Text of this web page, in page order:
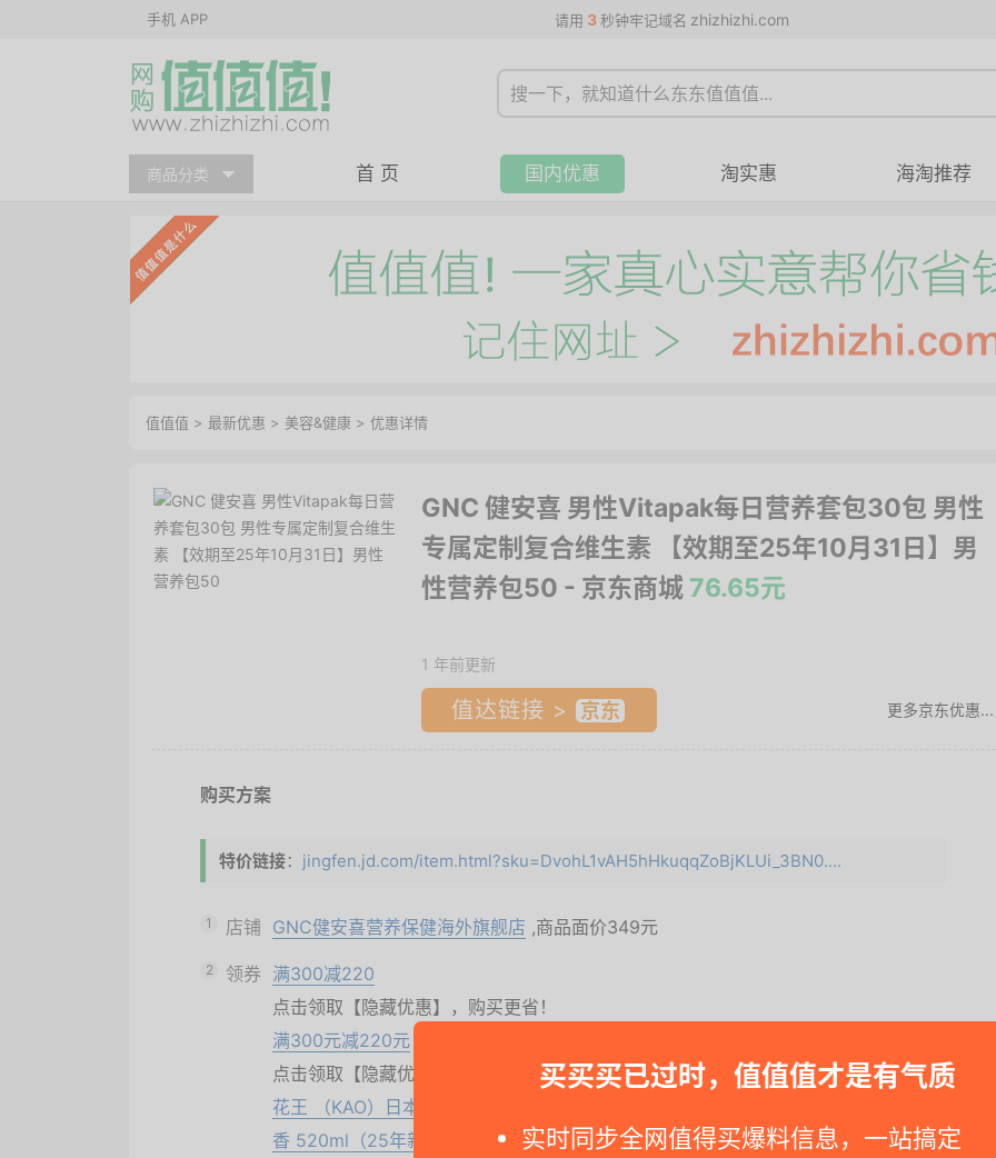
手机 APP 请用 3 秒钟牢记域名 zhizhizhi.com
商品分类 首 页 国内优惠 淘实惠 海淘推荐
买买买已过时，值值值才是有气质
实时同步全网值得买爆料信息，一站搞定
值值值 > 最新优惠 > 美容&健康 > 优惠详情
GNC 健安喜 男性Vitapak每日营养套包30包 男性
专属定制复合维生素 【效期至25年10月31日】男
性营养包50 - 京东商城 76.65元
1 年前更新
值达链接 > 更多京东优惠...
购买方案
特价链接： jingfen.jd.com/item.html?sku=DvohL1vAH5hHkuqqZoBjKLUi_3BN0....
1 店铺 GNC健安喜营养保健海外旗舰店 ,商品面价349元
2 领券 满300减220
点击领取【隐藏优惠】，购买更省！
满300元减220元
点击领取【隐藏优惠】，购买更省！
花王 （KAO）日本进口 humming 消臭衣物柔软剂去静电凉感香氛长效留香柔顺剂 皂
香 520ml（25年新款）